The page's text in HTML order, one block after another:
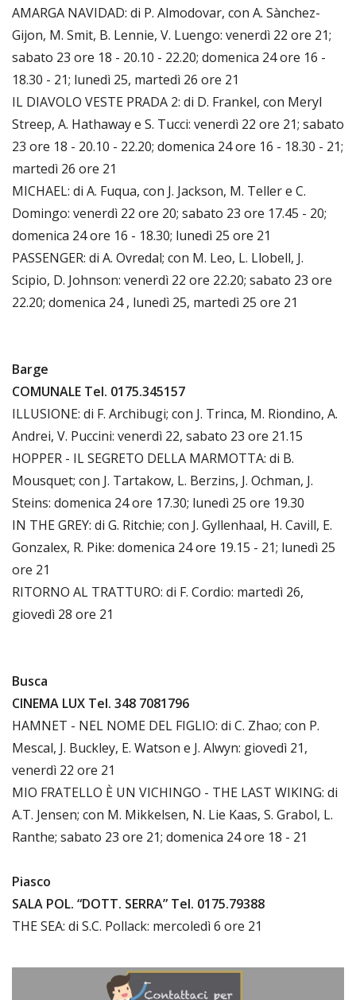
AMARGA NAVIDAD: di P. Almodovar, con A. Sànchez-
Gijon, M. Smit, B. Lennie, V. Luengo: venerdì 22 ore 21;
sabato 23 ore 18 - 20.10 - 22.20; domenica 24 ore 16 -
18.30 - 21; lunedì 25, martedì 26 ore 21
IL DIAVOLO VESTE PRADA 2: di D. Frankel, con Meryl
Streep, A. Hathaway e S. Tucci: venerdì 22 ore 21; sabato
23 ore 18 - 20.10 - 22.20; domenica 24 ore 16 - 18.30 - 21;
martedì 26 ore 21
MICHAEL: di A. Fuqua, con J. Jackson, M. Teller e C.
Domingo: venerdì 22 ore 20; sabato 23 ore 17.45 - 20;
domenica 24 ore 16 - 18.30; lunedì 25 ore 21
PASSENGER: di A. Ovredal; con M. Leo, L. Llobell, J.
Scipio, D. Johnson: venerdì 22 ore 22.20; sabato 23 ore
22.20; domenica 24 , lunedì 25, martedì 25 ore 21
Barge
COMUNALE Tel. 0175.345157
ILLUSIONE: di F. Archibugi; con J. Trinca, M. Riondino, A.
Andrei, V. Puccini: venerdì 22, sabato 23 ore 21.15
HOPPER - IL SEGRETO DELLA MARMOTTA: di B.
Mousquet; con J. Tartakow, L. Berzins, J. Ochman, J.
Steins: domenica 24 ore 17.30; lunedì 25 ore 19.30
IN THE GREY: di G. Ritchie; con J. Gyllenhaal, H. Cavill, E.
Gonzalex, R. Pike: domenica 24 ore 19.15 - 21; lunedì 25
ore 21
RITORNO AL TRATTURO: di F. Cordio: martedì 26,
giovedì 28 ore 21
Busca
CINEMA LUX Tel. 348 7081796
HAMNET - NEL NOME DEL FIGLIO: di C. Zhao; con P.
Mescal, J. Buckley, E. Watson e J. Alwyn: giovedì 21,
venerdì 22 ore 21
MIO FRATELLO È UN VICHINGO - THE LAST WIKING: di
A.T. Jensen; con M. Mikkelsen, N. Lie Kaas, S. Grabol, L.
Ranthe; sabato 23 ore 21; domenica 24 ore 18 - 21
Piasco
SALA POL. “DOTT. SERRA” Tel. 0175.79388
THE SEA: di S.C. Pollack: mercoledì 6 ore 21